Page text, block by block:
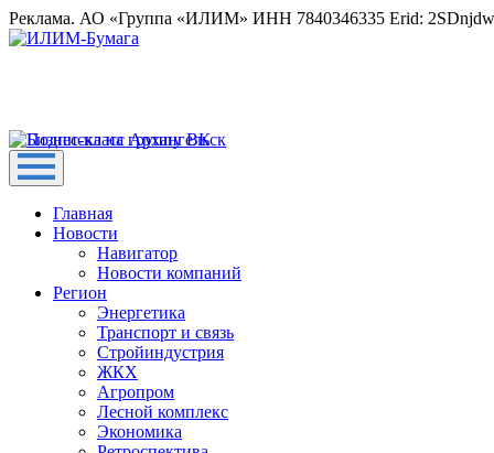
Реклама. АО «Группа «ИЛИМ» ИНН 7840346335 Erid:
Главная
Новости
Навигатор
Новости компаний
Регион
Энергетика
Транспорт и связь
Стройиндустрия
ЖКХ
Агропром
Лесной комплекс
Экономика